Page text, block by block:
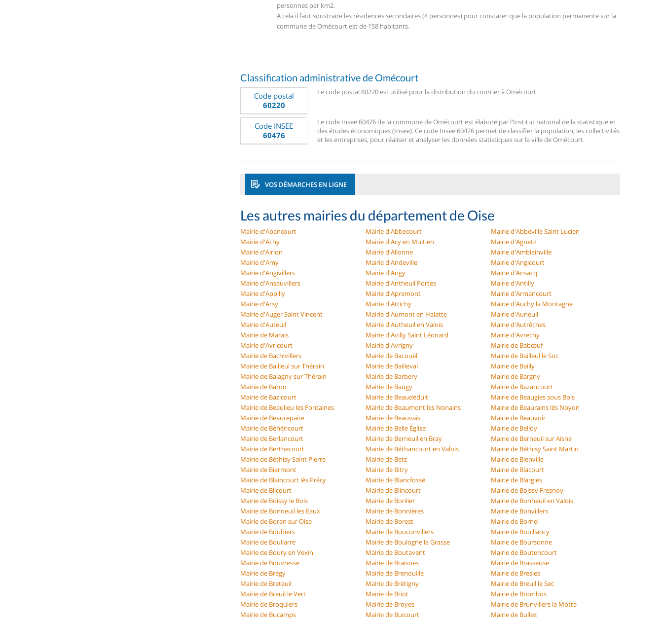
personnes par km2.
A cela il faut soustraire les résidences secondaires (4 personnes) pour constater que la population permanente sur la
commune de Omécourt est de 158 habitants.
Classification administrative de Omécourt
Code postal
60220
Le code postal 60220 est utilisé pour la distribution du courrier à Omécourt.
Code INSEE
60476
Le code Insee 60476 de la commune de Omécourt est élaboré par l'Institut national de la statistique et
des études économiques (Insee). Ce code Insee 60476 permet de classifier la population, les collectivités
et les entreprises, pour réaliser et analyser les données statistiques sur la ville de Omécourt.
VOS DÉMARCHES EN LIGNE
Les autres mairies du département de Oise
Mairie d'Abancourt Mairie d'Abbecourt
Mairie d'Abbeville Saint Lucien
Mairie d'Achy
Mairie d'Acy en Multien
Mairie d'Agnetz
Mairie d'Airion
Mairie d'Allonne
Mairie d'Amblainville
Mairie d'Amy
Mairie d'Andeville
Mairie d'Angicourt
Mairie d'Angivillers
Mairie d'Angy
Mairie d'Ansacq
Mairie d'Ansauvillers
Mairie d'Antheuil Portes
Mairie d'Antilly
Mairie d'Appilly
Mairie d'Apremont
Mairie d'Armancourt
Mairie d'Arsy
Mairie d'Attichy
Mairie d'Auchy la Montagne
Mairie d'Auger Saint Vincent
Mairie d'Aumont en Halatte
Mairie d'Auneuil
Mairie d'Auteuil
Mairie d'Autheuil en Valois
Mairie d'Autrêches
Mairie de Marais
Mairie d'Avilly Saint Léonard
Mairie d'Avrechy
Mairie d'Avricourt
Mairie d'Avrigny
Mairie de Babœuf
Mairie de Bachivillers
Mairie de Bacouël
Mairie de Bailleul le Soc
Mairie de Bailleul sur Thérain
Mairie de Bailleval
Mairie de Bailly
Mairie de Balagny sur Thérain
Mairie de Barbery
Mairie de Bargny
Mairie de Baron
Mairie de Baugy
Mairie de Bazancourt
Mairie de Bazicourt
Mairie de Beaudéduit
Mairie de Beaugies sous Bois
Mairie de Beaulieu les Fontaines
Mairie de Beaumont les Nonains
Mairie de Beaurains lès Noyon
Mairie de Beaurepaire
Mairie de Beauvais
Mairie de Beauvoir
Mairie de Béhéricourt
Mairie de Belle Église
Mairie de Belloy
Mairie de Berlancourt
Mairie de Berneuil en Bray
Mairie de Berneuil sur Aisne
Mairie de Berthecourt
Mairie de Béthancourt en Valois
Mairie de Béthisy Saint Martin
Mairie de Béthisy Saint Pierre
Mairie de Betz
Mairie de Bienville
Mairie de Biermont
Mairie de Bitry
Mairie de Blacourt
Mairie de Blaincourt lès Précy
Mairie de Blancfossé
Mairie de Blargies
Mairie de Blicourt
Mairie de Blincourt
Mairie de Boissy Fresnoy
Mairie de Boissy le Bois
Mairie de Bonlier
Mairie de Bonneuil en Valois
Mairie de Bonneuil les Eaux
Mairie de Bonnières
Mairie de Bonvillers
Mairie de Boran sur Oise
Mairie de Borest
Mairie de Bornel
Mairie de Boubiers
Mairie de Bouconvillers
Mairie de Bouillancy
Mairie de Boullarre
Mairie de Boulogne la Grasse
Mairie de Boursonne
Mairie de Boury en Vexin
Mairie de Boutavent
Mairie de Boutencourt
Mairie de Bouvresse
Mairie de Braisnes
Mairie de Brasseuse
Mairie de Brégy
Mairie de Brenouille
Mairie de Bresles
Mairie de Breteuil
Mairie de Brétigny
Mairie de Breuil le Sec
Mairie de Breuil le Vert
Mairie de Briot
Mairie de Brombos
Mairie de Broquiers
Mairie de Broyes
Mairie de Brunvillers la Motte
Mairie de Bucamps
Mairie de Buicourt Mairie de Bulles